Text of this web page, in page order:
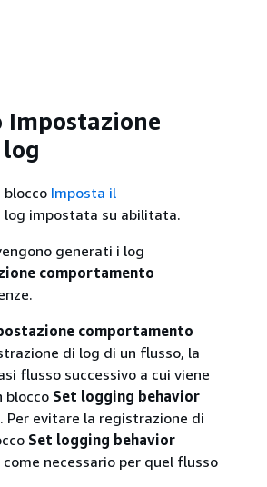
Impostazione
blocco Imposta il
log impostata su abilitata.
generati i log
comportamento
comportamento
di log di un flusso, la
flusso successivo a cui viene
blocco Set logging behavior
. Per evitare la registrazione di
Set logging behavior
come necessario per quel flusso